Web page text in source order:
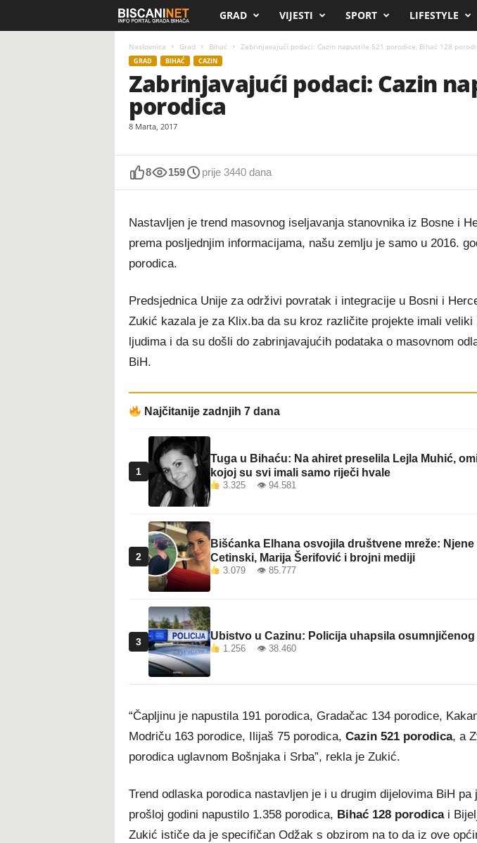
i
c
n
t
GRAD VIJESTI SPORT LIFESTYLE
Naslovnica Grad Bihać Zabrinjavajući podaci: Cazin napustile 521 porodice, Bihać 128
GRAD BIHAĆ CAZIN
Zabrinjavajući podaci: Cazin
porodica
8 Marta, 2017
8 159 prije 3440 dana
Nastavljen je trend masovnog iseljavanja stanovnika iz Bosne i
prema posljednjim informacijama, našu zemlju je samo u 2016.
porodica.
Predsjednica Unije za održivi povratak i integracije u Bosni i
Zukić kazala je za Klix.ba da su kroz različite projekte imali veliki
ljudima i da su došli do zabrinjavajućih podataka o masovnom
BiH.
Najčitanije zadnjih 7 dana
1
Tuga u Bihaću: Na ahiret preselila Lejla Muhić,
kojoj su svi imali samo riječi hvale
3.325 👁 94.581
2
Bišćanka Elhana osvojila društvene mreže:
Cetinski, Marija Šerifović i brojni mediji
3.079 👁 85.777
3 Ubistvo u Cazinu: Policija uhapsila osumnjičenog
1.256 👁 38.460
“Čapljinu je napustila 191 porodica, Gradačac 134 porodice,
Modriču 163 porodice, Ilijaš 75 porodica, Cazin 521 porodica, a
porodica uglavnom Bošnjaka i Srba”, rekla je Zukić.
Trend odlaska porodica nastavljen je i u drugim dijelovima BiH pa
prošloj godini napustilo 1.358 porodica, Bihać 128 porodicai
Zukić ističe da je specifičan Odžak s obzirom na to da iz ove